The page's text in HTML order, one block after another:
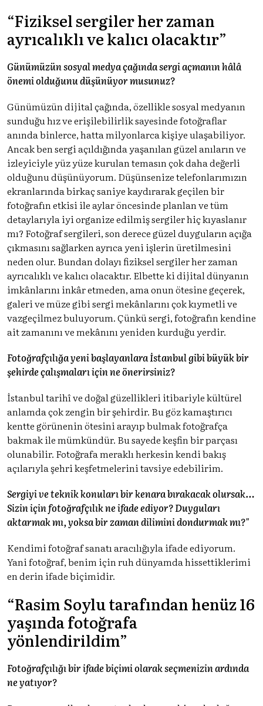
“Fiziksel sergiler her zaman
ayrıcalıklı ve kalıcı olacaktır”
Günümüzün sosyal medya çağında sergi açmanın hâlâ
önemi olduğunu düşünüyor musunuz?
Günümüzün dijital çağında, özellikle sosyal medyanın
sunduğu hız ve erişilebilirlik sayesinde fotoğraflar
anında binlerce, hatta milyonlarca kişiye ulaşabiliyor.
Ancak ben sergi açıldığında yaşanılan güzel anıların ve
izleyiciyle yüz yüze kurulan temasın çok daha değerli
olduğunu düşünüyorum. Düşünsenize telefonlarımızın
ekranlarında birkaç saniye kaydırarak geçilen bir
fotoğrafın etkisi ile aylar öncesinde planlan ve tüm
detaylarıyla iyi organize edilmiş sergiler hiç kıyaslanır
mı? Fotoğraf sergileri, son derece güzel duyguların açığa
çıkmasını sağlarken ayrıca yeni işlerin üretilmesini
neden olur. Bundan dolayı fiziksel sergiler her zaman
ayrıcalıklı ve kalıcı olacaktır. Elbette ki dijital dünyanın
imkânlarını inkâr etmeden, ama onun ötesine geçerek,
galeri ve müze gibi sergi mekânlarını çok kıymetli ve
vazgeçilmez buluyorum. Çünkü sergi, fotoğrafın kendine
ait zamanını ve mekânını yeniden kurduğu yerdir.
Fotoğrafçılığa yeni başlayanlara İstanbul gibi büyük bir
şehirde çalışmaları için ne önerirsiniz?
İstanbul tarihî ve doğal güzellikleri itibariyle kültürel
anlamda çok zengin bir şehirdir. Bu göz kamaştırıcı
kentte görünenin ötesini arayıp bulmak fotoğrafça
bakmak ile mümkündür. Bu sayede keşfin bir parçası
olunabilir. Fotoğrafa meraklı herkesin kendi bakış
açılarıyla şehri keşfetmelerini tavsiye edebilirim.
Sergiyi ve teknik konuları bir kenara bırakacak olursak…
Sizin için fotoğrafçılık ne ifade ediyor? Duyguları
aktarmak mı, yoksa bir zaman dilimini dondurmak mı?"
Kendimi fotoğraf sanatı aracılığıyla ifade ediyorum.
Yani fotoğraf, benim için ruh dünyamda hissettiklerimi
en derin ifade biçimidir.
“Rasim Soylu tarafından henüz 16
yaşında fotoğrafa
yönlendirildim”
Fotoğrafçılığı bir ifade biçimi olarak seçmenizin ardında
ne yatıyor?